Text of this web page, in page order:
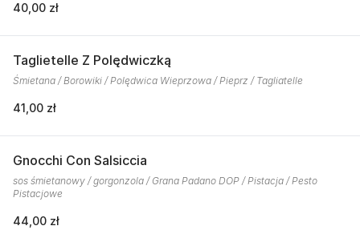
40,00 zł
Taglietelle Z Polędwiczką
Śmietana / Borowiki / Polędwica Wieprzowa / Pieprz / Tagliatelle
41,00 zł
Gnocchi Con Salsiccia
sos śmietanowy / gorgonzola / Grana Padano DOP / Pistacja / Pesto
Pistacjowe
44,00 zł